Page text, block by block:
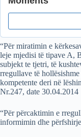
“Për miratimin e
leje mjedisi të tipave A,
subjekt te tjetri, të
rregullave të
kompetente deri në
Nr.247, date 30.04.2014
“Për përcaktimin e
informimin dhe